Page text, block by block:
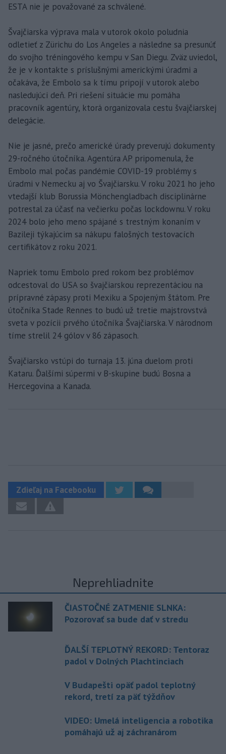
ESTA nie je považované za schválené.
Švajčiarska výprava mala v utorok okolo poludnia
odletieť z Zürichu do Los Angeles a následne sa presunúť
do svojho tréningového kempu v San Diegu. Zväz uviedol,
že je v kontakte s príslušnými americkými úradmi a
očakáva, že Embolo sa k tímu pripojí v utorok alebo
nasledujúci deň. Pri riešení situácie mu pomáha
pracovník agentúry, ktorá organizovala cestu švajčiarskej
delegácie.
Nie je jasné, prečo americké úrady preverujú dokumenty
29-ročného útočníka. Agentúra AP pripomenula, že
Embolo mal počas pandémie COVID-19 problémy s
úradmi v Nemecku aj vo Švajčiarsku. V roku 2021 ho jeho
vtedajší klub Borussia Mönchengladbach disciplinárne
potrestal za účasť na večierku počas lockdownu. V roku
2024 bolo jeho meno spájané s trestným konaním v
Bazileji týkajúcim sa nákupu falošných testovacích
certifikátov z roku 2021.
Napriek tomu Embolo pred rokom bez problémov
odcestoval do USA so švajčiarskou reprezentáciou na
prípravné zápasy proti Mexiku a Spojeným štátom. Pre
útočníka Stade Rennes to budú už tretie majstrovstvá
sveta v pozícii prvého útočníka Švajčiarska. V národnom
tíme strelil 24 gólov v 86 zápasoch.
Švajčiarsko vstúpi do turnaja 13. júna duelom proti
Kataru. Ďalšími súpermi v B-skupine budú Bosna a
Hercegovina a Kanada.
Zdieľaj na Facebooku
Neprehliadnite
ČIASTOČNÉ ZATMENIE SLNKA:
Pozorovať sa bude dať v stredu
ĎALŠÍ TEPLOTNÝ REKORD: Tentoraz
padol v Dolných Plachtinciach
V Budapešti opäť padol teplotný
rekord, tretí za päť týždňov
VIDEO: Umelá inteligencia a robotika
pomáhajú už aj záchranárom